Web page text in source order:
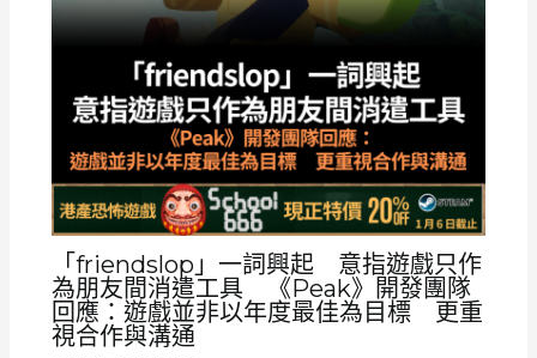
「friendslop」一詞興起 意指遊戲只作
為朋友間消遣工具 《Peak》開發團隊
回應：遊戲並非以年度最佳為目標 更重
視合作與溝通